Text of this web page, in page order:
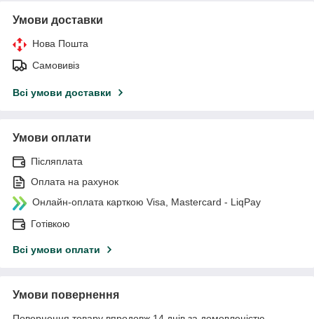
Умови доставки
Нова Пошта
Самовивіз
Всі умови доставки
Умови оплати
Післяплата
Оплата на рахунок
Онлайн-оплата карткою Visa, Mastercard - LiqPay
Готівкою
Всі умови оплати
Умови повернення